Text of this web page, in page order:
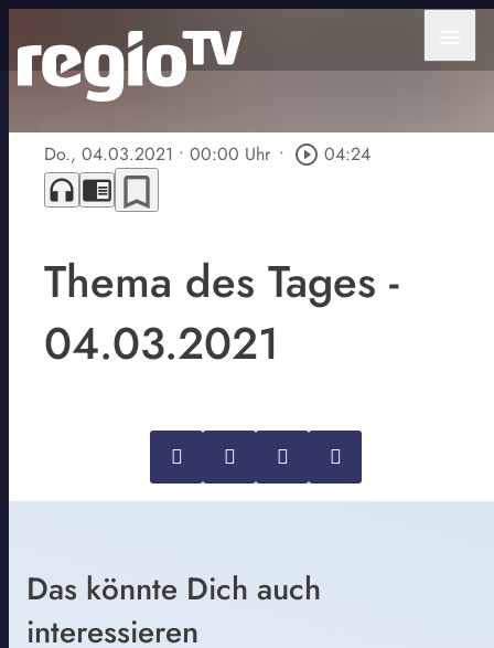
Do., 04.03.2021 • 00:00 Uhr • play_circle_outline 04:24
headphones chrome_reader_mode bookmark_border
Thema des Tages -
04.03.2021
Das könnte Dich auch
interessieren